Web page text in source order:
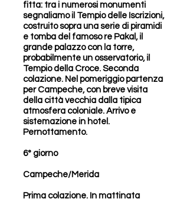
fitta: tra i numerosi monumenti
segnaliamo il Tempio delle Iscrizioni,
costruito sopra una serie di piramidi
e tomba del famoso re Pakal, il
grande palazzo con la torre,
probabilmente un osservatorio, il
Tempio della Croce. Seconda
colazione. Nel pomeriggio partenza
per Campeche, con breve visita
della città vecchia dalla tipica
atmosfera coloniale. Arrivo e
sistemazione in hotel.
Pernottamento.
6° giorno
Campeche/Merida
Prima colazione. In mattinata